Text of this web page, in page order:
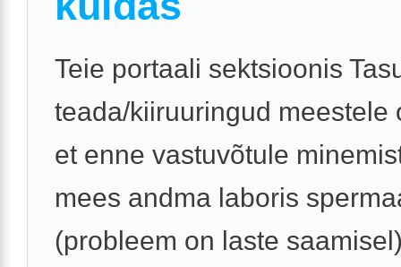
Teie portaali sektsioonis
teada/kiiruuringud meestele
et enne vastuvõtule
mees andma laboris
(probleem on laste